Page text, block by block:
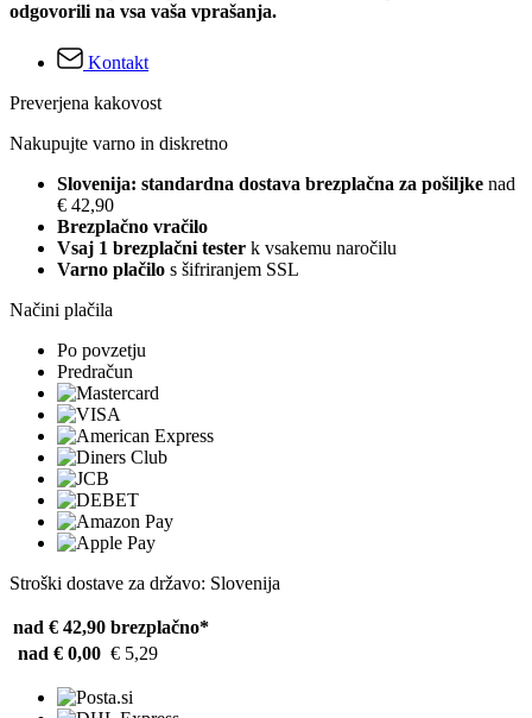
odgovorili na vsa vaša vprašanja.
Kontakt
Preverjena kakovost
Nakupujte varno in diskretno
Slovenija: standardna dostava brezplačna za pošiljke nad
€ 42,90
Brezplačno vračilo
Vsaj 1 brezplačni tester k vsakemu naročilu
Varno plačilo s šifriranjem SSL
Načini plačila
Po povzetju
Predračun
Stroški dostave za državo: Slovenija
nad € 42,90 brezplačno*
nad € 0,00 € 5,29